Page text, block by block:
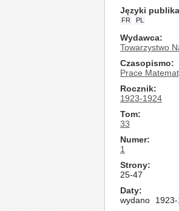
Języki
FR PL
Wydawca
Towarzystwo
Czasopismo
Prace
Rocznik
1923-1924
Tom
33
Numer
1
Strony
25-47
Daty
wydano